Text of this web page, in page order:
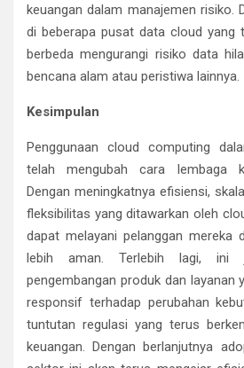
keuangan dalam manajemen risiko.
di beberapa pusat data cloud yang
berbeda mengurangi risiko data
bencana alam atau peristiwa lainnya.
Kesimpulan
Penggunaan cloud computing
telah mengubah cara lembaga
Dengan meningkatnya efisiensi,
fleksibilitas yang ditawarkan oleh
dapat melayani pelanggan mereka
lebih aman. Terlebih lagi, ini
pengembangan produk dan layanan
responsif terhadap perubahan
tuntutan regulasi yang terus
keuangan. Dengan berlanjutnya